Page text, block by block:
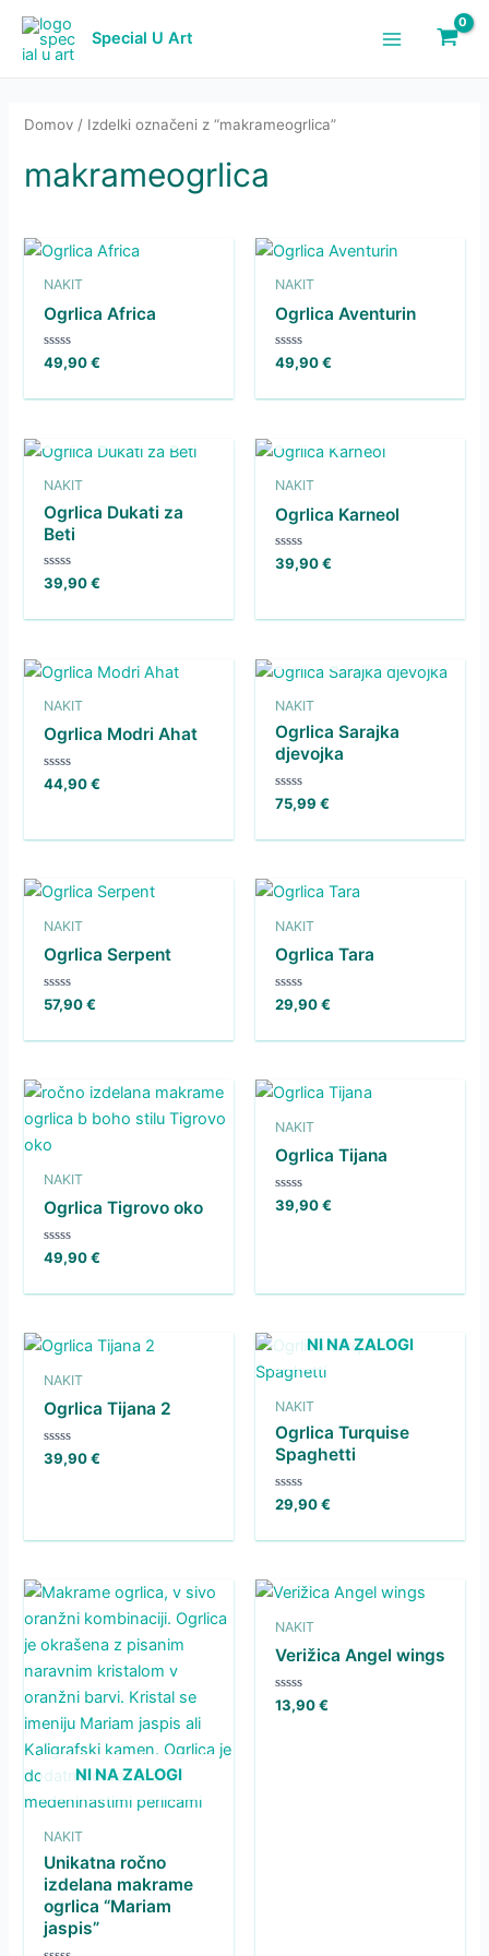
Skip
content
Special U Art
Domov / Izdelki označeni z “makrameogrlica”
makrameogrlica
NAKIT
Ogrlica Africa
Ocenjeno
5
49,90€
NAKIT
Ogrlica Aventurin
Ocenjeno
5
49,90€
NAKIT
Ogrlica Dukati za
Beti
Ocenjeno
0
5
39,90€
NAKIT
Ogrlica Karneol
Ocenjeno
0
39,90€
NAKIT
Ogrlica Modri Ahat
Ocenjeno
44,90€
NAKIT
Ogrlica Sarajka
djevojka
Ocenjeno
5
75,99 €
NAKIT
Ogrlica Serpent
Ocenjeno
0
5
57,90€
NAKIT
Ogrlica Tara
Ocenjeno
0
5
29,90€
NAKIT
Ogrlica Tigrovo oko
Ocenjeno
0
5
49,90€
NAKIT
Ogrlica Tijana
Ocenjeno
0
39,90€
NAKIT
Ogrlica Tijana 2
Ocenjeno
0
39,90€
NI NA ZALOGI
NAKIT
Ogrlica Turquise
Spaghetti
Ocenjeno
0
5
29,90€
NI NA ZALOGI
NAKIT
Unikatna ročno
izdelana makrame
ogrlica “Mariam
jaspis”
NAKIT
Verižica Angel wings
Ocenjeno
0
13,90€